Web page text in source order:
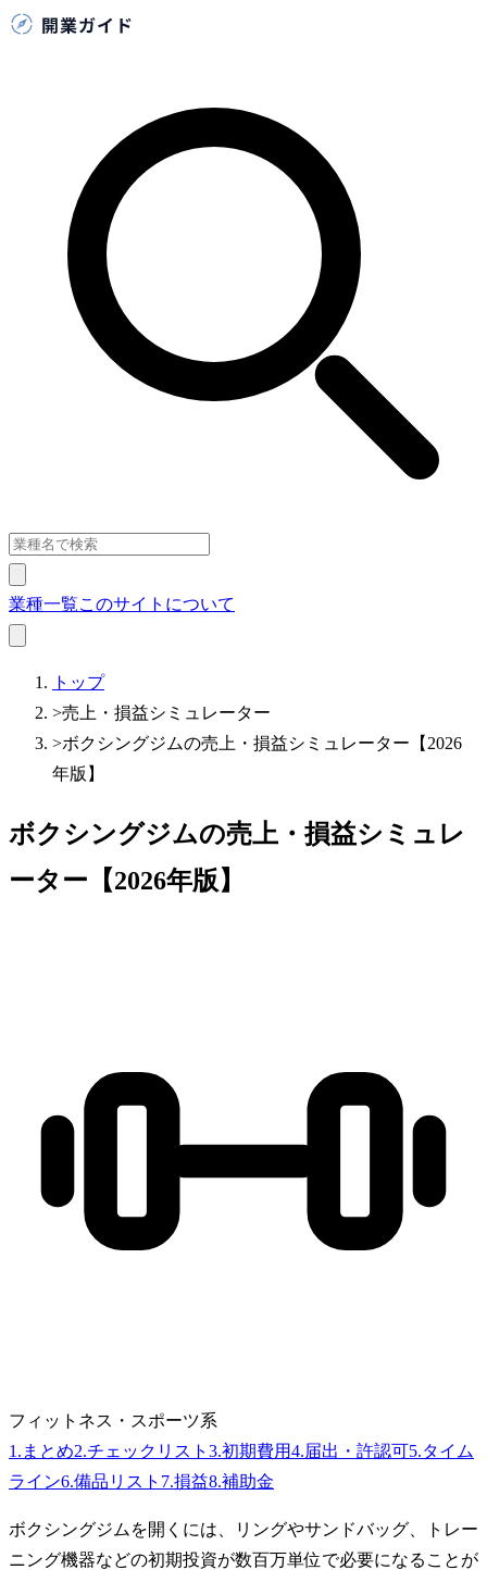
業種一覧このサイトについて
トップ
>売上・損益シミュレーター
>ボクシングジムの売上・損益シミュレーター【2026
年版】
ボクシングジムの売上・損益シミュレ
ーター【2026年版】
フィットネス・スポーツ系
1 . まとめ2.チェックリスト 3.初期費用4.届出・許認可5.タイム
ライン6.備品リスト 7.損益8.補助金
ボクシングジムを開くには、リングやサンドバッグ、トレー
ニング機器などの初期投資が数百万単位で必要になることが